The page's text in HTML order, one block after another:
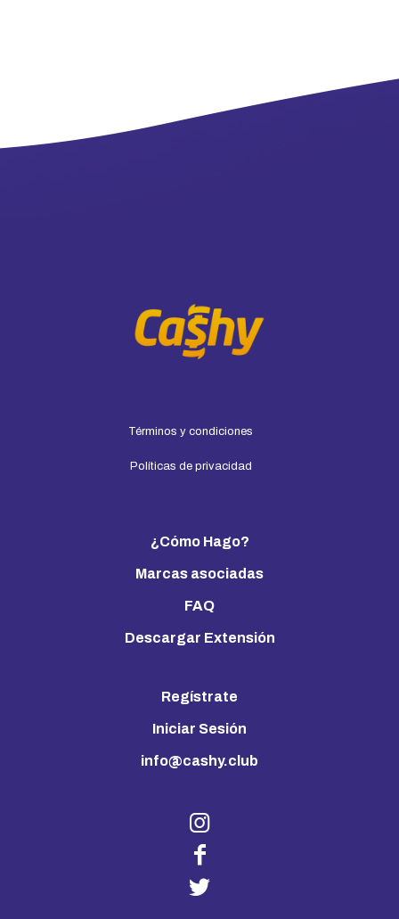
Términos y condiciones
Políticas de privacidad
¿Cómo Hago?
Marcas asociadas
FAQ
Descargar Extensión
Regístrate
Iniciar Sesión
info@cashy.club